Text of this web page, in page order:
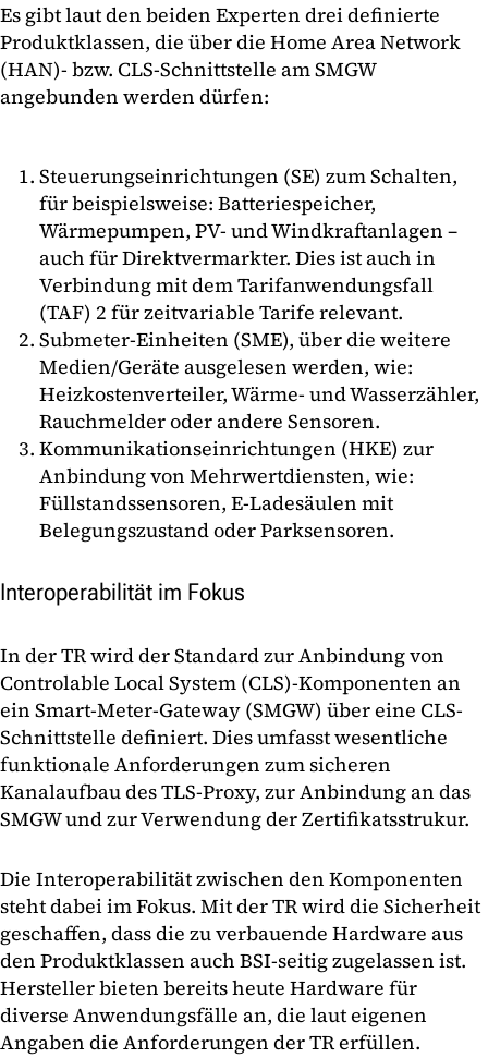
Es gibt laut den beiden Experten drei definierte
Produktklassen, die über die Home Area Network
(HAN)- bzw. CLS-Schnittstelle am SMGW
angebunden werden dürfen:
Steuerungseinrichtungen (SE) zum Schalten,
für beispielsweise: Batteriespeicher,
Wärmepumpen, PV- und Windkraftanlagen –
auch für Direktvermarkter. Dies ist auch in
Verbindung mit dem Tarifanwendungsfall
(TAF) 2 für zeitvariable Tarife relevant.
Submeter-Einheiten (SME), über die weitere
Medien/Geräte ausgelesen werden, wie:
Heizkostenverteiler, Wärme- und Wasserzähler,
Rauchmelder oder andere Sensoren.
Kommunikationseinrichtungen (HKE) zur
Anbindung von Mehrwertdiensten, wie:
Füllstandssensoren, E-Ladesäulen mit
Belegungszustand oder Parksensoren.
Interoperabilität im Fokus
In der TR wird der Standard zur Anbindung von
Controlable Local System (CLS)-Komponenten an
ein Smart-Meter-Gateway (SMGW) über eine CLS-
Schnittstelle definiert. Dies umfasst wesentliche
funktionale Anforderungen zum sicheren
Kanalaufbau des TLS-Proxy, zur Anbindung an das
SMGW und zur Verwendung der Zertifikatsstrukur.
Die Interoperabilität zwischen den Komponenten
steht dabei im Fokus. Mit der TR wird die Sicherheit
geschaffen, dass die zu verbauende Hardware aus
den Produktklassen auch BSI-seitig zugelassen ist.
Hersteller bieten bereits heute Hardware für
diverse Anwendungsfälle an, die laut eigenen
Angaben die Anforderungen der TR erfüllen.